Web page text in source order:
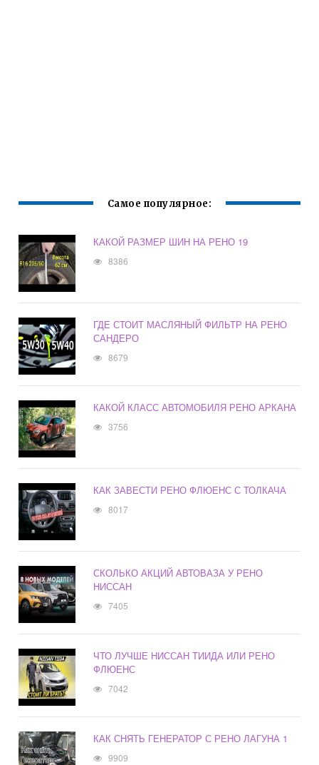
Самое популярное:
КАКОЙ РАЗМЕР ШИН НА РЕНО 19
8386
ГДЕ СТОИТ МАСЛЯНЫЙ ФИЛЬТР НА РЕНО
САНДЕРО
8679
КАКОЙ КЛАСС АВТОМОБИЛЯ РЕНО АРКАНА
3756
КАК ЗАВЕСТИ РЕНО ФЛЮЕНС С ТОЛКАЧА
8017
СКОЛЬКО АКЦИЙ АВТОВАЗА У РЕНО
НИССАН
7405
ЧТО ЛУЧШЕ НИССАН ТИИДА ИЛИ РЕНО
ФЛЮЕНС
7042
КАК СНЯТЬ ГЕНЕРАТОР С РЕНО ЛАГУНА 1
9909